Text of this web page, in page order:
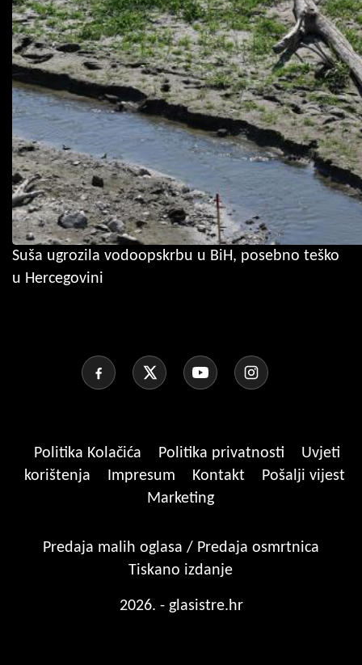
Suša ugrozila vodoopskrbu u BiH, posebno teško
u Hercegovini
Politika Kolačića Politika privatnosti
Uvjeti
korištenja
Impresum Kontakt
Pošalji vijest
Marketing
Predaja malih oglasa / Predaja osmrtnica
Tiskano izdanje
2026. - glasistre.hr